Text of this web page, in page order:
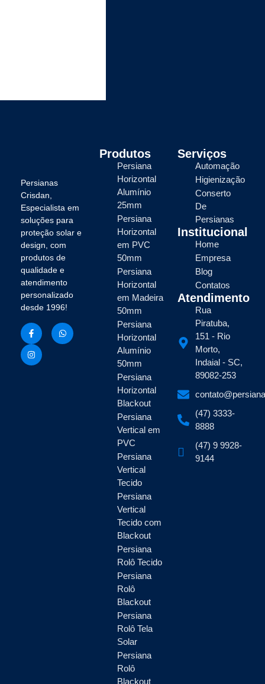
Persianas
Crisdan,
Especialista em
soluções para
proteção solar e
design, com
produtos de
qualidade e
atendimento
personalizado
desde 1996!
Produtos
Persiana
Horizontal
Alumínio
25mm
Persiana
Horizontal
em PVC
50mm
Persiana
Horizontal
em Madeira
50mm
Persiana
Horizontal
Alumínio
50mm
Persiana
Horizontal
Blackout
Persiana
Vertical em
PVC
Persiana
Vertical
Tecido
Persiana
Vertical
Tecido com
Blackout
Persiana
Rolô Tecido
Persiana
Rolô
Blackout
Persiana
Rolô Tela
Solar
Persiana
Rolô
Blackout
Serviços
Automação
Higienização
Conserto
De
Persianas
Institucional
Home
Empresa
Blog
Contatos
Atendimento
Rua
Piratuba,
151 - Rio
Morto,
Indaial - SC,
89082-253
(47) 3333-
8888
(47) 9 9928-
9144